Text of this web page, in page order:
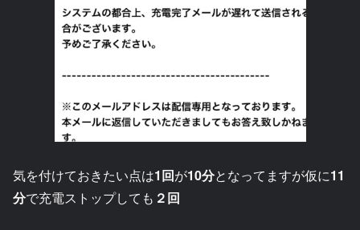
気を付けておきたい点は1回が10分となってますが仮に11
分で充電ストップしても ２回